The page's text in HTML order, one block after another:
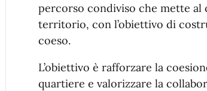
percorso condiviso che mette al
territorio, con l’obiettivo di
coeso.
L’obiettivo è rafforzare la
quartiere e valorizzare la